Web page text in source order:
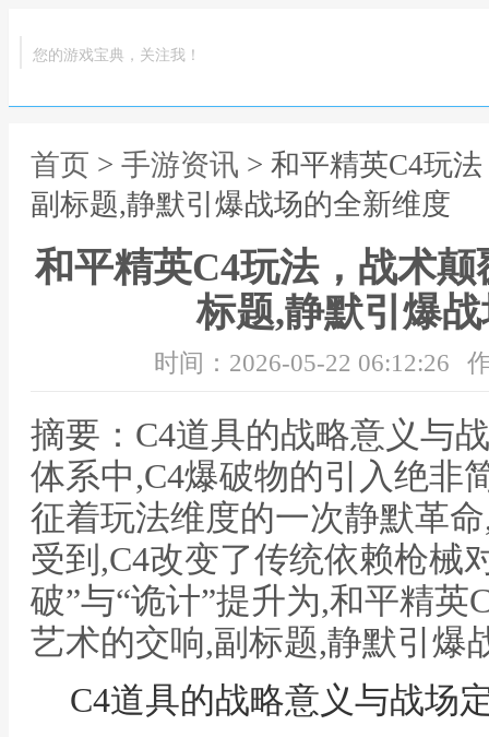
您的游戏宝典，关注我！
首页 > 手游资讯 > 和平精英C4玩
副标题,静默引爆战场的全新维度
和平精英C4玩法，战术
标题,静默引爆
时间：2026-05-22 06:12:26
摘要：C4道具的战略意义与
体系中,C4爆破物的引入绝非
征着玩法维度的一次静默革
受到,C4改变了传统依赖枪械
破”与“诡计”提升为,和平精
艺术的交响,副标题,静默引爆
C4道具的战略意义与战场